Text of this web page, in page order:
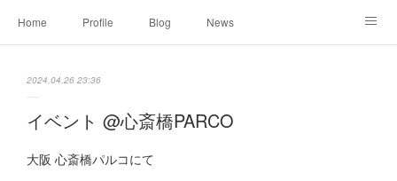
Home Profile Blog News
2024.04.26 23:36
イベント @心斎橋PARCO
大阪 心斎橋パルコにて